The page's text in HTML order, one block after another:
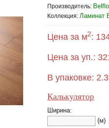
Производитель:
Коллекция: Ламинат
Цена за м2:
Цена за уп.:
В упаковке:
Калькулятор
Ширина:
(м)